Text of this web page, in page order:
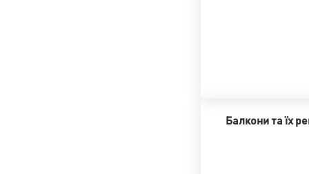
Балкони та їх